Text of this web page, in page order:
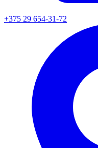
+375 29 654-31-72